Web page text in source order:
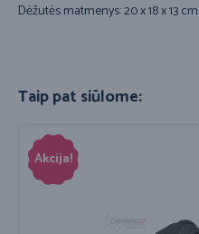
Dėžutės matmenys: 20 x 18 x 13 cm.
Taip pat siūlome:
Akcija!